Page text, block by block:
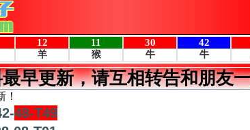
早更新，请互相转告和朋友
48-T49